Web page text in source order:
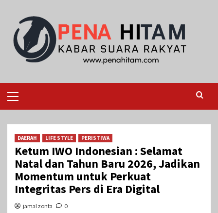
content
Menu
DAERAH LIFE STYLE PERISTIWA
Ketum IWO Indonesian : Selamat
Natal dan Tahun Baru 2026, Jadikan
Momentum untuk Perkuat
Integritas Pers di Era Digital
jamal zonta 0